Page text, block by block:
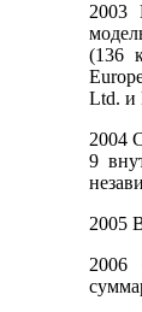
2003
(136
Ltd. и
2004
9
2005
2006